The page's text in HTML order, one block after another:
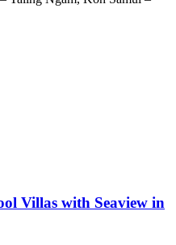
Villas with Seaview in